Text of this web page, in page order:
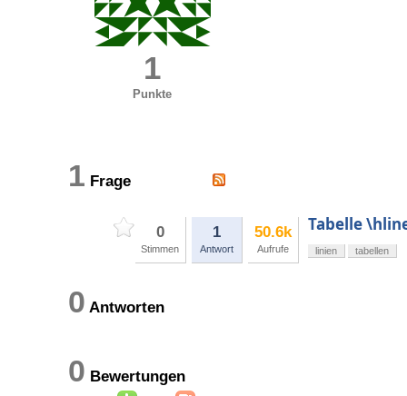
1
Punkte
1 Frage
0
Stimmen
1
Antwort
50.6k
Aufrufe
Tabelle
linien tabellen
0 Antworten
0 Bewertungen